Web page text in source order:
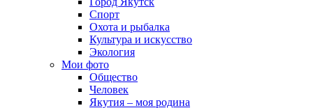
Спорт
Охота и рыбалка
Культура и искусство
Экология
Мои фото
Общество
Человек
Якутия – моя родина